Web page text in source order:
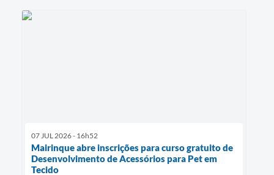
07 JUL 2026 - 16h52
Mairinque abre inscrições para curso gratuito de
Desenvolvimento de Acessórios para Pet em
Tecido